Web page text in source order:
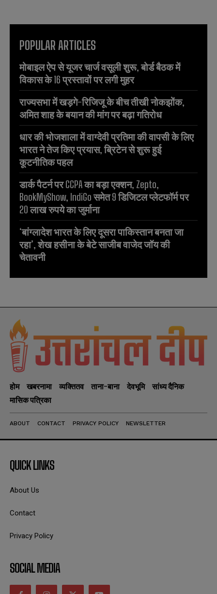
POPULAR ARTICLES
मोबाइल ऐप से यूजर चार्ज वसूली शुरू, बोर्ड बैठक में
विकास के 16 प्रस्तावों पर लगी मुहर
राज्यसभा में खड़गे-रिजिजू के बीच तीखी नोकझोंक,
अमित शाह के बयान की मांग पर बढ़ा गतिरोध
धार की भोजशाला में वाग्देवी प्रतिमा की वापसी के लिए
भारत ने तेज किए प्रयास, ब्रिटेन से शुरू हुई
कूटनीतिक पहल
डार्क पैटर्न पर CCPA का बड़ा एक्शन, Zepto,
BookMyShow, IndiGo समेत 9 डिजिटल प्लेटफॉर्म पर
20 लाख रुपये का जुर्माना
‘बांग्लादेश भारत के लिए दूसरा पाकिस्तान बनता जा
रहा’, शेख हसीना के बेटे साजीब वाजेद जॉय की
चेतावनी
होम खबरनामा व्यक्तितव ताना-बाना देवभूमि
सांध्य दैनिक
मासिक पत्रिका
ABOUT CONTACT PRIVACY POLICY NEWSLETTER
QUICK LINKS
About Us
Contact
Privacy Policy
SOCIAL MEDIA